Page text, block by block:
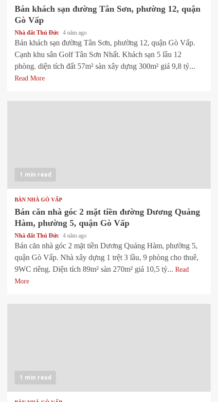
Bán khách sạn đường Tân Sơn, phường 12, quận
Gò Vấp
Nhà đất Thủ Đức 4 năm ago
Bán khách sạn đường Tân Sơn, phường 12, quận Gò Vấp.
Cạnh khu sân Golf Tân Sơn Nhất. Khách sạn 5 lầu 12
phòng. diện tích đất 57m² sàn xây dựng 300m² giá 9,8 tỷ...
Read More
1 min read
BÁN NHÀ GÒ VẤP
Bán căn nhà góc 2 mặt tiền đường Dương Quảng
Hàm, phường 5, quận Gò Vấp
Nhà đất Thủ Đức 4 năm ago
Bán căn nhà góc 2 mặt tiền Dương Quảng Hàm, phường 5,
quận Gò Vấp. Nhà xây dựng 1 trệt 3 lầu, 9 phòng cho thuê,
9WC riêng. Diện tích 89m² sàn 270m² giá 10,5 tỷ... Read
More
1 min read